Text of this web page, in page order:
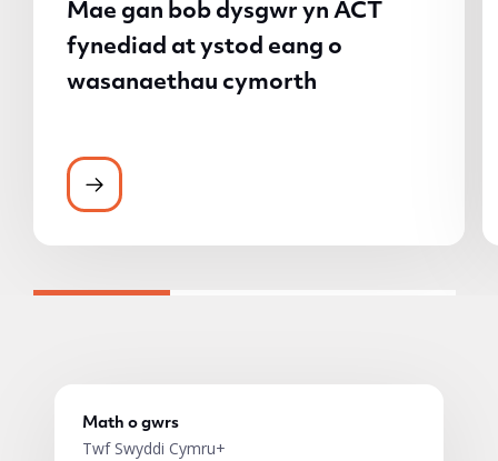
Mae gan bob dysgwr yn ACT
fynediad at ystod eang o
wasanaethau cymorth
Mae gan bob dysgwr yn ACT fynediad at
Math o gwrs
Twf Swyddi Cymru+